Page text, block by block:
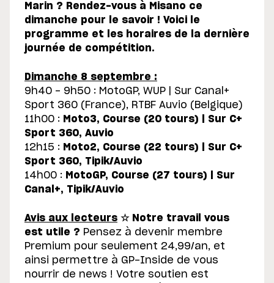
Marin ? Rendez-vous à Misano ce
dimanche pour le savoir ! Voici le
programme et les horaires de la dernière
journée de compétition.
Dimanche 8 septembre :
9h40 - 9h50 : MotoGP, WUP | Sur Canal+
Sport 360 (France), RTBF Auvio (Belgique)
11h00 : Moto3, Course (20 tours) | Sur C+
Sport 360, Auvio
12h15 : Moto2, Course (22 tours) | Sur C+
Sport 360, Tipik/Auvio
14h00 : MotoGP, Course (27 tours) | Sur
Canal+, Tipik/Auvio
Avis aux lecteurs ☆ Notre travail vous
est utile ? Pensez à devenir membre
Premium pour seulement 24,99/an, et
ainsi permettre à GP-Inside de vous
nourrir de news ! Votre soutien est